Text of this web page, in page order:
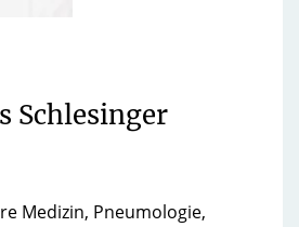
Schlesinger
Medizin, Pneumologie,